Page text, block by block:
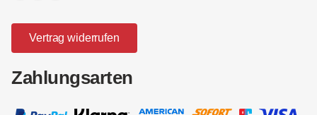
Vertrag widerrufen
Zahlungsarten